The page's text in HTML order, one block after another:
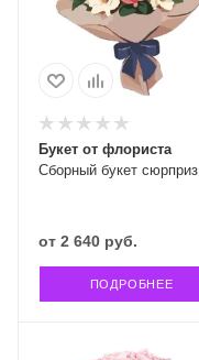
Сборный букет сюрприз
Букет от флориста
от 2 640 руб.
ПОДРОБНЕЕ